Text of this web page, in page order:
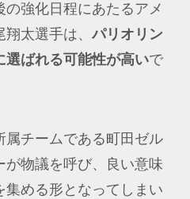
強化日程にあたるアメ
太選手は、 パリオリン
選ばれる可能性が高いで
属チームである町田ゼル
が物議を呼び、良い意味
集める形となってしまい